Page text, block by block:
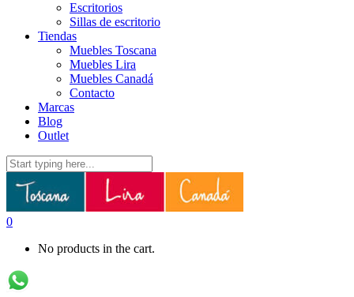
Escritorios
Sillas de escritorio
Tiendas
Muebles Toscana
Muebles Lira
Muebles Canadá
Contacto
Marcas
Blog
Outlet
0
No products in the cart.